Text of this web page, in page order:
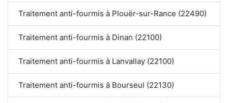
Traitement anti-fourmis à Plouër-sur-Rance (22490)
Traitement anti-fourmis à Dinan (22100)
Traitement anti-fourmis à Lanvallay (22100)
Traitement anti-fourmis à Bourseul (22130)